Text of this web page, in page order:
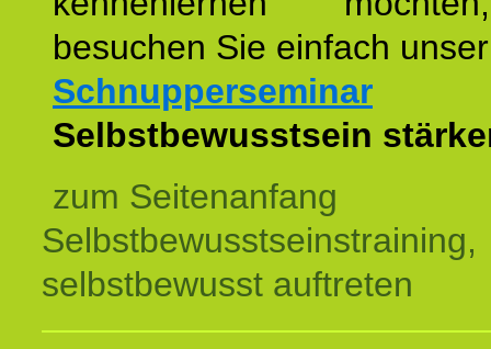
besuchen Sie einfach unser
Schnupperseminar
Selbstbewusstsein
zum Seitenanfang
Selbstbewusstseinstraining,
selbstbewusst auftreten